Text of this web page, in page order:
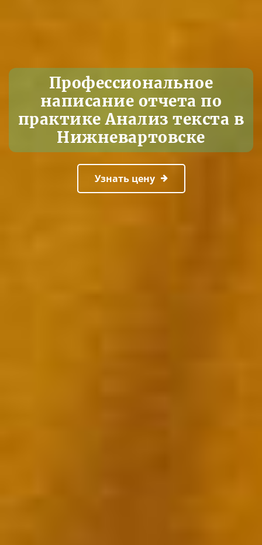
Профессиональное
написание отчета по
практике Анализ текста в
Нижневартовске
Узнать цену